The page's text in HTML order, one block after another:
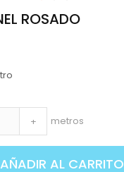
ROSADO
+ metros
AÑADIR AL CARRITO